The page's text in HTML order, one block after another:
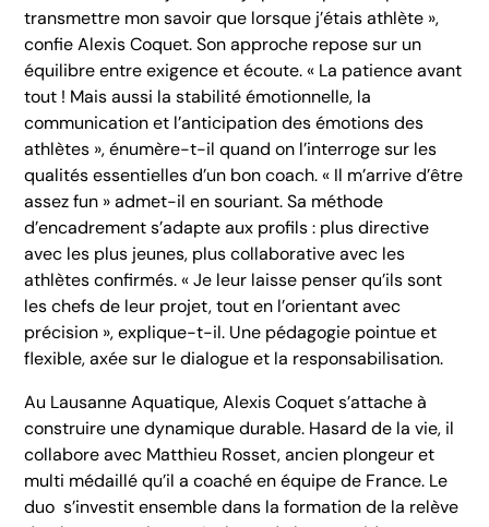
transmettre mon savoir que lorsque j’étais athlète »,
confie Alexis Coquet. Son approche repose sur un
équilibre entre exigence et écoute. « La patience avant
tout ! Mais aussi la stabilité émotionnelle, la
communication et l’anticipation des émotions des
athlètes », énumère-t-il quand on l’interroge sur les
qualités essentielles d’un bon coach. « Il m’arrive d’être
assez fun » admet-il en souriant. Sa méthode
d’encadrement s’adapte aux profils : plus directive
avec les plus jeunes, plus collaborative avec les
athlètes confirmés. « Je leur laisse penser qu’ils sont
les chefs de leur projet, tout en l’orientant avec
précision », explique-t-il. Une pédagogie pointue et
flexible, axée sur le dialogue et la responsabilisation.
Au Lausanne Aquatique, Alexis Coquet s’attache à
construire une dynamique durable. Hasard de la vie, il
collabore avec Matthieu Rosset, ancien plongeur et
multi médaillé qu’il a coaché en équipe de France. Le
duo s’investit ensemble dans la formation de la relève